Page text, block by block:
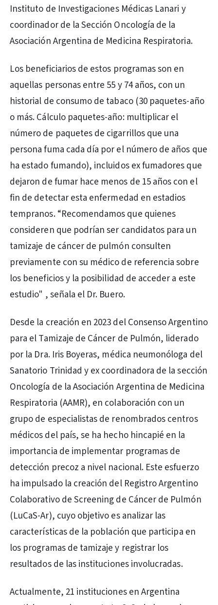
Instituto de Investigaciones Médicas Lanari y
coordinador de la Sección Oncología de la
Asociación Argentina de Medicina Respiratoria.
Los beneficiarios de estos programas son en
aquellas personas entre 55 y 74 años, con un
historial de consumo de tabaco (30 paquetes-año
o más. Cálculo paquetes-año: multiplicar el
número de paquetes de cigarrillos que una
persona fuma cada día por el número de años que
ha estado fumando), incluidos ex fumadores que
dejaron de fumar hace menos de 15 años con el
fin de detectar esta enfermedad en estadios
tempranos. “Recomendamos que quienes
consideren que podrían ser candidatos para un
tamizaje de cáncer de pulmón consulten
previamente con su médico de referencia sobre
los beneficios y la posibilidad de acceder a este
estudio" , señala el Dr. Buero.
Desde la creación en 2023 del Consenso Argentino
para el Tamizaje de Cáncer de Pulmón, liderado
por la Dra. Iris Boyeras, médica neumonóloga del
Sanatorio Trinidad y ex coordinadora de la sección
Oncología de la Asociación Argentina de Medicina
Respiratoria (AAMR), en colaboración con un
grupo de especialistas de renombrados centros
médicos del país, se ha hecho hincapié en la
importancia de implementar programas de
detección precoz a nivel nacional. Este esfuerzo
ha impulsado la creación del Registro Argentino
Colaborativo de Screening de Cáncer de Pulmón
(LuCaS-Ar), cuyo objetivo es analizar las
características de la población que participa en
los programas de tamizaje y registrar los
resultados de las instituciones involucradas.
Actualmente, 21 instituciones en Argentina